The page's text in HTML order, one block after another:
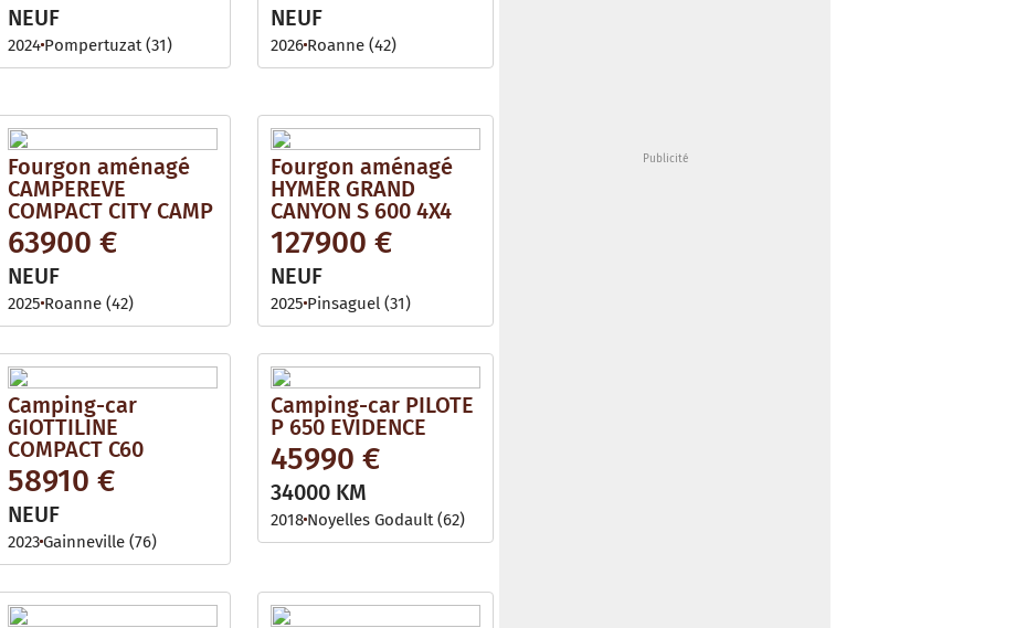
NEUF
2024 Pompertuzat (31)
NEUF
2026 Roanne (42)
Fourgon aménagé
CAMPEREVE
COMPACT CITY CAMP
63900 €
NEUF
2025 Roanne (42)
Fourgon aménagé
HYMER GRAND
CANYON S 600 4X4
127900 €
NEUF
2025 Pinsaguel (31)
Camping-car
GIOTTILINE
COMPACT C60
58910 €
NEUF
2023Gainneville (76)
Camping-car PILOTE
P 650 EVIDENCE
45990 €
34000 KM
2018 Noyelles Godault (62)